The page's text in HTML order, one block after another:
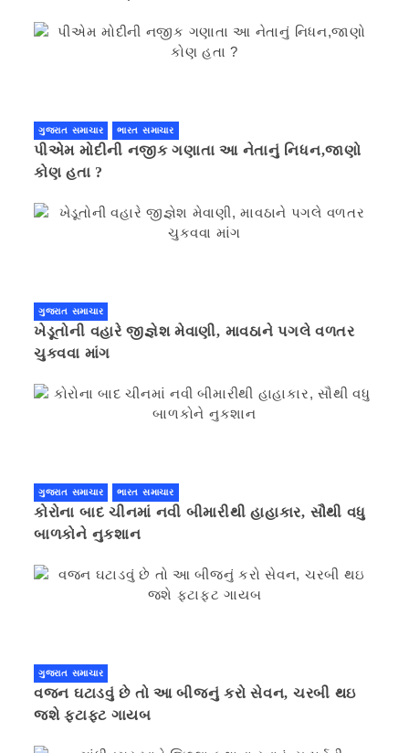
ગુજરાત સમાચાર ભારત સમાચાર
પીએમ મોદીની નજીક ગણાતા આ નેતાનું નિધન,જાણો
કોણ હતા ?
ગુજરાત સમાચાર
ખેડૂતોની વહારે જીજ્ઞેશ મેવાણી, માવઠાને પગલે વળતર
ચુકવવા માંગ
ગુજરાત સમાચાર ભારત સમાચાર
કોરોના બાદ ચીનમાં નવી બીમારીથી હાહાકાર, સૌથી વધુ
બાળકોને નુકશાન
ગુજરાત સમાચાર
વજન ઘટાડવું છે તો આ બીજનું કરો સેવન, ચરબી થઇ
જશે ફટાફટ ગાયબ